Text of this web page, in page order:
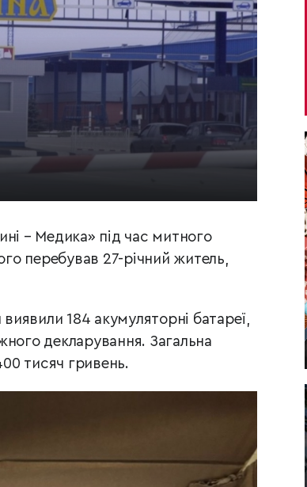
– Медика» під час митного
перебував 27-річний житель,
184 акумуляторні батареї,
декларування. Загальна
тисяч гривень.